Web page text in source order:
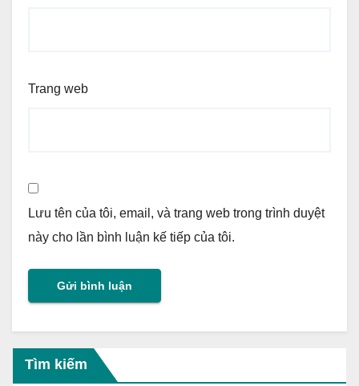
Trang web
Lưu tên của tôi, email, và trang web trong trình duyệt
này cho lần bình luận kế tiếp của tôi.
Tìm kiếm